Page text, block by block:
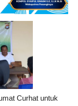
Curhat untuk